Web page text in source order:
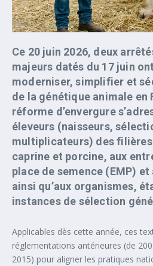
Ce 20 juin 2026, deux
majeurs datés du 17 juin
moderniser, simplifier et
de la génétique animale en
réforme d’envergure
éleveurs (naisseurs,
multiplicateurs) des
caprine et porcine, aux
place de semence (EMP)
ainsi qu’aux organismes,
instances de sélection
Applicables dès cette année, ces
réglementations antérieures (de
2015) pour aligner les pratiques